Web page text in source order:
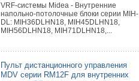
VRF-системы Midea - Внутренние
напольно-потолочные блоки серии MIH-
DL: MIH36DLHN18, MIH45DLHN18,
MIH56DLHN18, MIH71DLHN18,...
Пульт дистанционного управления
MDV серии RM12F для внутренних